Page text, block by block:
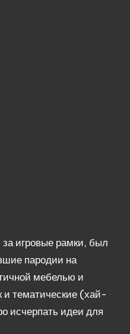
игровые рамки, был
пародии на
мебелью и
и тематические (хай-
исчерпать идеи для